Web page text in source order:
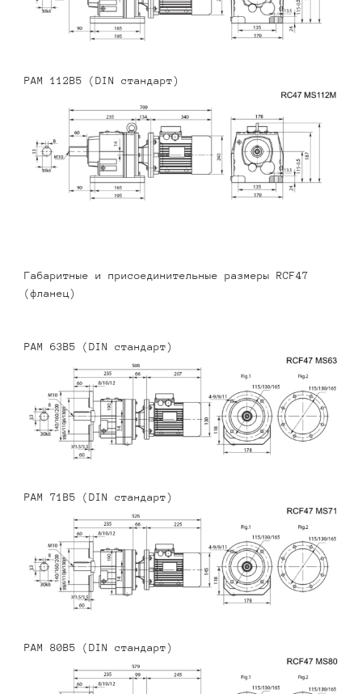
PAM 112B5 (DIN стандарт)
Габаритные и присоединительные размеры RCF47
(фланец)
PAM 63B5 (DIN стандарт)
PAM 71B5 (DIN стандарт)
PAM 80B5 (DIN стандарт)